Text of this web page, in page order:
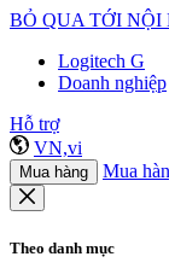
BỎ QUA TỚI NỘI
Logitech G
Doanh nghiệp
Hỗ trợ
VN,vi
Mua hàng Mua
Theo danh mục